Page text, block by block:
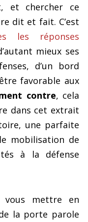
chercher ce
dit et fait. C’est
les réponses
mieux ses
d’un bord
favorable aux
contre, cela
dans cet extrait
une parfaite
mobilisation de
à la défense
vous mettre en
la porte parole